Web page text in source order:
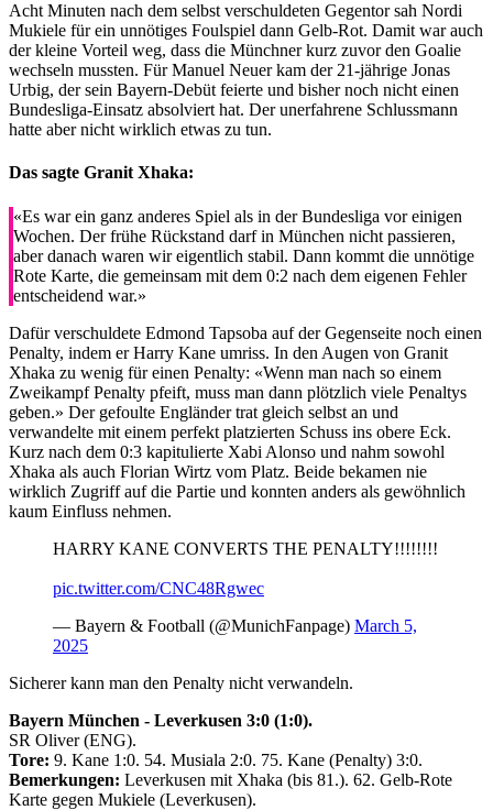
Acht Minuten nach dem selbst verschuldeten Gegentor sah Nordi
Mukiele für ein unnötiges Foulspiel dann Gelb-Rot. Damit war auch
der kleine Vorteil weg, dass die Münchner kurz zuvor den Goalie
wechseln mussten. Für Manuel Neuer kam der 21-jährige Jonas
Urbig, der sein Bayern-Debüt feierte und bisher noch nicht einen
Bundesliga-Einsatz absolviert hat. Der unerfahrene Schlussmann
hatte aber nicht wirklich etwas zu tun.
Das sagte Granit Xhaka:
«Es war ein ganz anderes Spiel als in der Bundesliga vor einigen
Wochen. Der frühe Rückstand darf in München nicht passieren,
aber danach waren wir eigentlich stabil. Dann kommt die unnötige
Rote Karte, die gemeinsam mit dem 0:2 nach dem eigenen Fehler
entscheidend war.»
Dafür verschuldete Edmond Tapsoba auf der Gegenseite noch einen
Penalty, indem er Harry Kane umriss. In den Augen von Granit
Xhaka zu wenig für einen Penalty: «Wenn man nach so einem
Zweikampf Penalty pfeift, muss man dann plötzlich viele Penaltys
geben.» Der gefoulte Engländer trat gleich selbst an und
verwandelte mit einem perfekt platzierten Schuss ins obere Eck.
Kurz nach dem 0:3 kapitulierte Xabi Alonso und nahm sowohl
Xhaka als auch Florian Wirtz vom Platz. Beide bekamen nie
wirklich Zugriff auf die Partie und konnten anders als gewöhnlich
kaum Einfluss nehmen.
HARRY KANE CONVERTS THE PENALTY!!!!!!!!
pic.twitter.com/CNC48Rgwec
— Bayern & Football (@MunichFanpage) March 5,
2025
Sicherer kann man den Penalty nicht verwandeln.
Bayern München - Leverkusen 3:0 (1:0).
SR Oliver (ENG).
Tore: 9. Kane 1:0. 54. Musiala 2:0. 75. Kane (Penalty) 3:0.
Bemerkungen: Leverkusen mit Xhaka (bis 81.). 62. Gelb-Rote
Karte gegen Mukiele (Leverkusen).